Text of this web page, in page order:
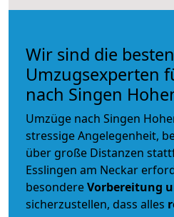
Wir sind die besten
Umzugsexperten
nach Singen
Umzüge nach Singen
stressige Angelegenheit,
über große Distanzen
Esslingen am Neckar
besondereVorbereitung
sicherzustellen, dass alles